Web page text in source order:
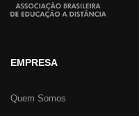
EMPRESA
Quem Somos